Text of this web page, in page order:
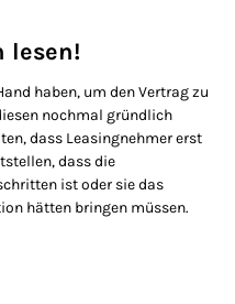
lesen!
haben, um den Vertrag zu
nochmal gründlich
dass Leasingnehmer erst
dass die
ist oder sie das
hätten bringen müssen.